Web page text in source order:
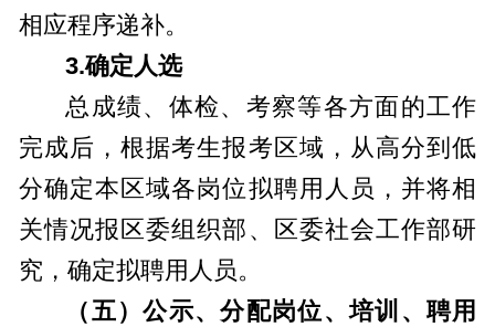
相应程序递补。
3.确定人选
总成绩、体检、考察等各方面的工作
完成后，根据考生报考区域，从高分到低
分确定本区域各岗位拟聘用人员，并将相
关情况报区委组织部、区委社会工作部研
究，确定拟聘用人员。
（五）公示、分配岗位、培训、聘用